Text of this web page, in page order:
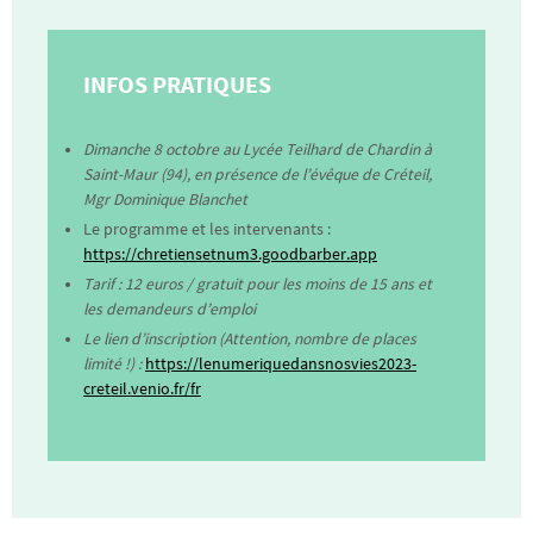
INFOS PRATIQUES
Dimanche 8 octobre au Lycée Teilhard de Chardin à
Saint-Maur (94), en présence de l’évêque de Créteil,
Mgr Dominique Blanchet
Le programme et les intervenants :
https://chretiensetnum3.goodbarber.app
Tarif : 12 euros / gratuit pour les moins de 15 ans et
les demandeurs d’emploi
Le lien d’inscription (Attention, nombre de places
limité !) :https://lenumeriquedansnosvies2023-
creteil.venio.fr/fr